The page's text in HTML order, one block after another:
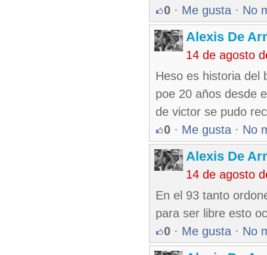
0 · Me gusta · No
Alexis De
14 de agosto
Heso es historia del
poe 20 años desde
de victor se pudo
0 · Me gusta · No
Alexis De
14 de agosto
En el 93 tanto
para ser libre esto
0 · Me gusta · No